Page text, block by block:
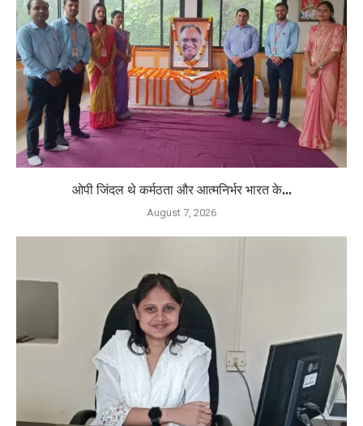
ओपी जिंदल थे कर्मठता और आत्मनिर्भर भारत के...
August 7, 2026